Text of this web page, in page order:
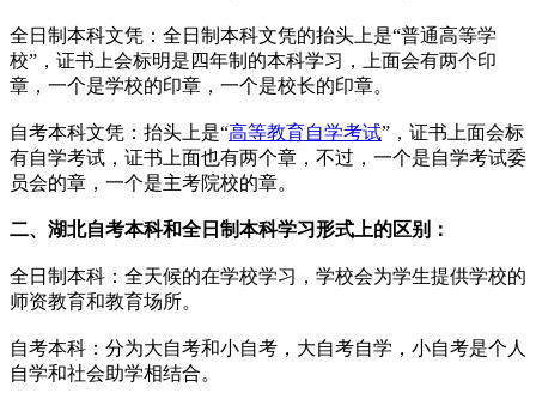
全日制本科文凭：全日制本科文凭的抬头上是“普通高等学
校”，证书上会标明是四年制的本科学习，上面会有两个印
章，一个是学校的印章，一个是校长的印章。
自考本科文凭：抬头上是“高等教育自学考试”，证书上面会标
有自学考试，证书上面也有两个章，不过，一个是自学考试委
员会的章，一个是主考院校的章。
二、湖北自考本科和全日制本科学习形式上的区别：
全日制本科：全天候的在学校学习，学校会为学生提供学校的
师资教育和教育场所。
自考本科：分为大自考和小自考，大自考自学，小自考是个人
自学和社会助学相结合。